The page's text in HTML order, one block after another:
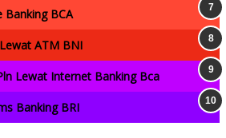
Banking BCA
ATM BNI
Lewat Internet Banking Bca
Banking BRI